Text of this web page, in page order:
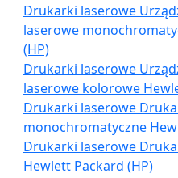
Drukarki laserowe
laserowe
(HP)
Drukarki laserowe
laserowe kolorowe
Drukarki laserowe
monochromatyczne
Drukarki laserowe
Hewlett Packard (HP)